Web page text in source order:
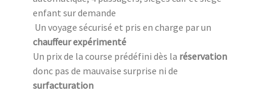
enfant sur demande
Un voyage sécurisé et pris en charge par un
chauffeur expérimenté
Un prix de la course prédéfini dès la réservation
donc pas de mauvaise surprise ni de
surfacturation